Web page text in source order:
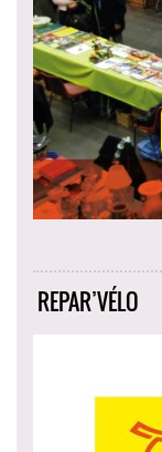
REPAR’VÉLO